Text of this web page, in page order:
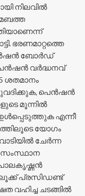
നിലവിൽ
ഭരണമാറ്റത്തെ
ബോർഡ്
വർദ്ധനവ്
ശതമാനം
പെൻഷൻ
മൂന്നിൽ
എന്നീ
യോഗം
ചേർന്ന
പ്രസിഡണ്ട്
വഹിച്ച ചടങ്ങിൽ